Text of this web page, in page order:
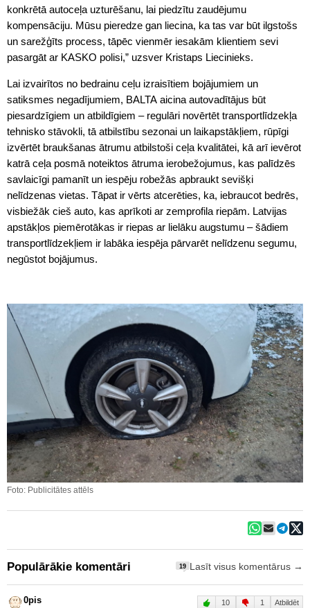
konkrētā autoceļa uzturēšanu, lai piedzītu zaudējumu
kompensāciju. Mūsu pieredze gan liecina, ka tas var būt ilgstošs
un sarežģīts process, tāpēc vienmēr iesakām klientiem sevi
pasargāt ar KASKO polisi,” uzsver Kristaps Liecinieks.
Lai izvairītos no bedrainu ceļu izraisītiem bojājumiem un
satiksmes negadījumiem, BALTA aicina autovadītājus būt
piesardzīgiem un atbildīgiem – regulāri novērtēt transportlīdzekļa
tehnisko stāvokli, tā atbilstību sezonai un laikapstākļiem, rūpīgi
izvērtēt braukšanas ātrumu atbilstoši ceļa kvalitātei, kā arī ievērot
katrā ceļa posmā noteiktos ātruma ierobežojumus, kas palīdzēs
savlaicīgi pamanīt un iespēju robežās apbraukt sevišķi
nelīdzenas vietas. Tāpat ir vērts atcerēties, ka, iebraucot bedrēs,
visbiežāk cieš auto, kas aprīkoti ar zemprofila riepām. Latvijas
apstākļos piemērotākas ir riepas ar lielāku augstumu – šādiem
transportlīdzekļiem ir labāka iespēja pārvarēt nelīdzenu segumu,
negūstot bojājumus.
Foto: Publicitātes attēls
Populārākie komentāri 19 Lasīt visus komentārus →
0pis 10 1 Atbildēt